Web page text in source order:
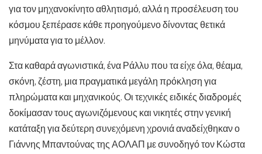
για τον μηχανοκίνητο αθλητισμό, αλλά η προσέλευση του
κόσμου ξεπέρασε κάθε προηγούμενο δίνοντας θετικά
μηνύματα για το μέλλον.
Στα καθαρά αγωνιστικά, ένα Ράλλυ που τα είχε όλα, θέαμα,
σκόνη, ζέστη, μια πραγματικά μεγάλη πρόκληση για
πληρώματα και μηχανικούς. Οι τεχνικές ειδικές διαδρομές
δοκίμασαν τους αγωνιζόμενους και νικητές στην γενική
κατάταξη για δεύτερη συνεχόμενη χρονιά αναδείχθηκαν ο
Γιάννης Μπαντούνας της ΑΟΛΑΠ με συνοδηγό τον Κώστα